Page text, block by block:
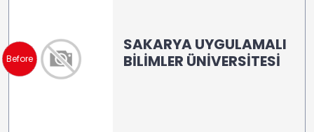
Before
SAKARYA UYGULAMALI
BİLİMLER ÜNİVERSİTESİ